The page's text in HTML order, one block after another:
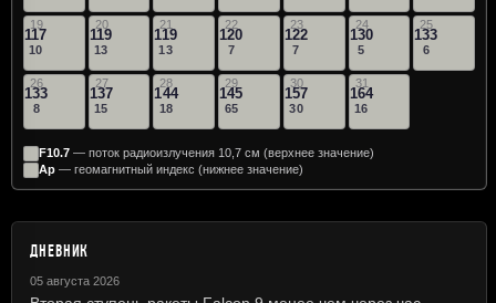
19
117
10
20
119
13
21
119
13
22
120
7
23
122
7
24
130
5
25
133
6
26
133
8
27
137
15
28
144
18
29
145
65
30
157
30
31
164
16
F10.7 — поток радиоизлучения 10,7 см (верхнее значение)
Ap — геомагнитный индекс (нижнее значение)
ДНЕВНИК
05 августа 2026